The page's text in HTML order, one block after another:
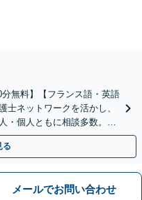
無料】【フランス語・英語
士ネットワークを活かし、
・個人ともに相談多数。細
夜間相談可】
る
メールでお問い合わせ